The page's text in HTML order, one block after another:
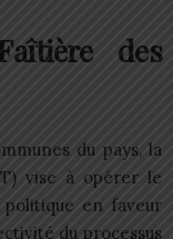
des
du pays, la
vise à opérer le
en faveur
du processus